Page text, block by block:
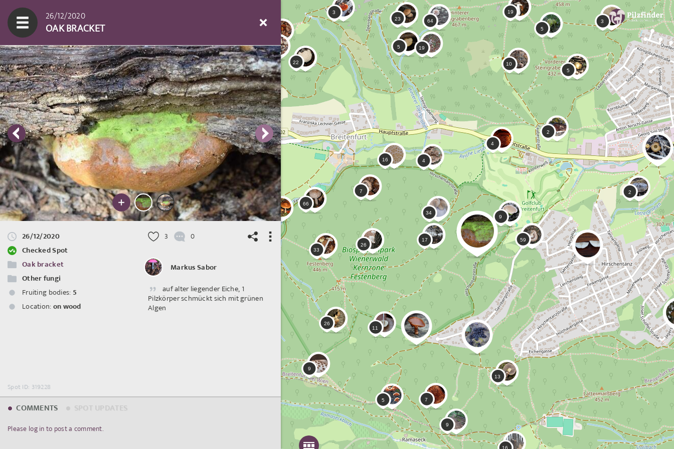
26/12/2020
OAK BRACKET
26/12/2020
Checked Spot
Oak bracket
Other fungi
Fruiting bodies: 5
Location: on wood
3 0
Markus Sabor
auf alter liegender Eiche, 1
Pilzkörper schmückt sich mit grünen
Algen
Spot ID: 319228
COMMENTS
Please log in to post a comment.